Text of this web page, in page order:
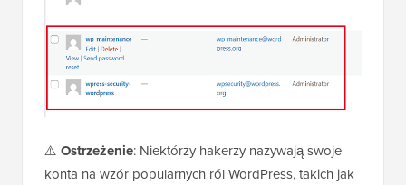
⚠️ Ostrzeżenie: Niektórzy hakerzy nazywają swoje
konta na wzór popularnych ról WordPress, takich jak